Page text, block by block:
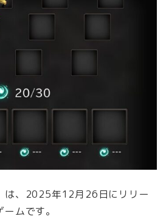
は、2025年12月26日にリリー
ムです。